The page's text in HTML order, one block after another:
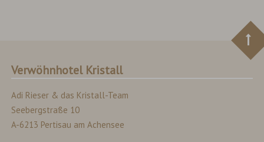
Verwöhnhotel Kristall
Adi Rieser & das Kristall-Team
Seebergstraße 10
A-6213 Pertisau am Achensee